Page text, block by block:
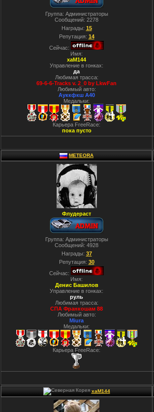
Группа: Администраторы
Сообщений: 2278
Награды: 15
Репутация: 14
Сейчас:
Имя:
xaM144
Управление в гонках:
да
Любимая трасса:
69-6-6-Tracks v. 2_0 by LkwFan
Любимый авто:
Ауккфкш А40
Медальки:
Карьера FreeRace:
пока пусто
METEORA
Флудераст
Группа: Администраторы
Сообщений: 4928
Награды: 37
Репутация: 30
Сейчас:
Имя:
Денис Башилов
Управление в гонках:
руль
Любимая трасса:
СПА Франкошам 88
Любимый авто:
Miura
Медальки:
Карьера FreeRace:
xaM144